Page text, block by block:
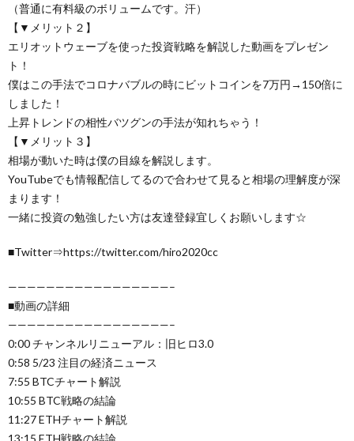
（普通に有料級のボリュームです。汗）
【▼メリット２】
エリオットウェーブを使った投資戦略を解説した動画をプレゼン
ト！
僕はこの手法でコロナバブルの時にビットコインを7万円→150倍に
しました！
上昇トレンドの相性バツグンの手法が知れちゃう！
【▼メリット３】
相場が動いた時は僕の目線を解説します。
YouTubeでも情報配信してるので合わせて見ると相場の理解度が深
まります！
一緒に投資の勉強したい方は友達登録宜しくお願いします☆
■Twitter⇒https://twitter.com/hiro2020cc
—————————————————–
■動画の詳細
—————————————————–
0:00 チャンネルリニューアル：旧ヒロ3.0
0:58 5/23 注目の経済ニュース
7:55 BTCチャート解説
10:55 BTC戦略の結論
11:27 ETHチャート解説
13:15 ETH戦略の結論